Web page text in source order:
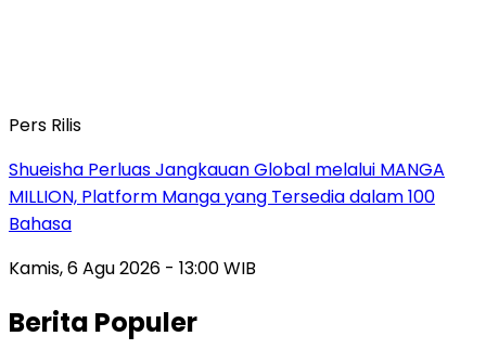
Pers Rilis
Shueisha Perluas Jangkauan Global melalui MANGA
MILLION, Platform Manga yang Tersedia dalam 100
Bahasa
Kamis, 6 Agu 2026 - 13:00 WIB
Berita Populer